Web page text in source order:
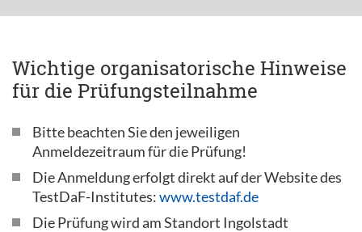
Wichtige organisatorische Hinweise
für die Prüfungsteilnahme
Bitte beachten Sie den jeweiligen
Anmeldezeitraum für die Prüfung!
Die Anmeldung erfolgt direkt auf der Website des
TestDaF-Institutes:www.testdaf.de
Die Prüfung wird am Standort Ingolstadt